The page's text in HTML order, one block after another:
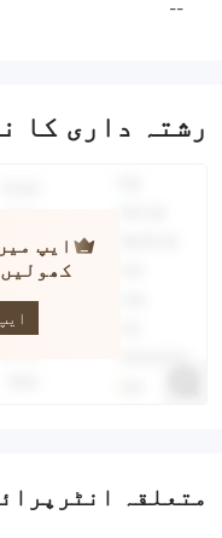
--
رشتہ داری کا
ایپ
متعلقہ